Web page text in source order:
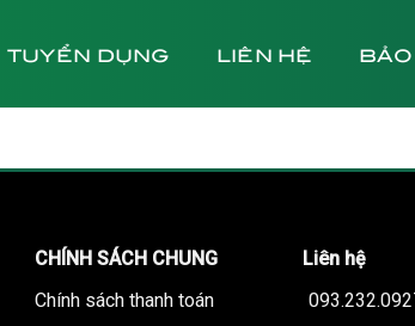
TUYỂN DỤNG LIÊN HỆ
CHÍNH SÁCH CHUNG
Chính sách thanh toán
Liên hệ